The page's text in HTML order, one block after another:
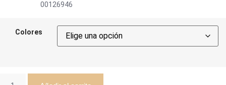
00126946
Colores